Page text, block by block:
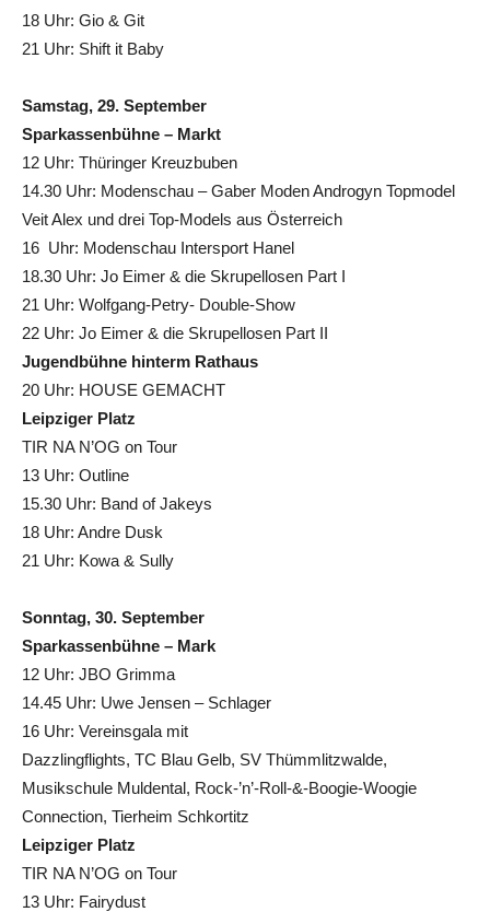
18 Uhr: Gio & Git
21 Uhr: Shift it Baby
Samstag, 29. September
Sparkassenbühne – Markt
12 Uhr: Thüringer Kreuzbuben
14.30 Uhr: Modenschau – Gaber Moden Androgyn Topmodel
Veit Alex und drei Top-Models aus Österreich
16 Uhr: Modenschau Intersport Hanel
18.30 Uhr: Jo Eimer & die Skrupellosen Part I
21 Uhr: Wolfgang-Petry- Double-Show
22 Uhr: Jo Eimer & die Skrupellosen Part II
Jugendbühne hinterm Rathaus
20 Uhr: HOUSE GEMACHT
Leipziger Platz
TIR NA N’OG on Tour
13 Uhr: Outline
15.30 Uhr: Band of Jakeys
18 Uhr: Andre Dusk
21 Uhr: Kowa & Sully
Sonntag, 30. September
Sparkassenbühne – Mark
12 Uhr: JBO Grimma
14.45 Uhr: Uwe Jensen – Schlager
16 Uhr: Vereinsgala mit
Dazzlingflights, TC Blau Gelb, SV Thümmlitzwalde,
Musikschule Muldental, Rock-’n’-Roll-&-Boogie-Woogie
Connection, Tierheim Schkortitz
Leipziger Platz
TIR NA N’OG on Tour
13 Uhr: Fairydust